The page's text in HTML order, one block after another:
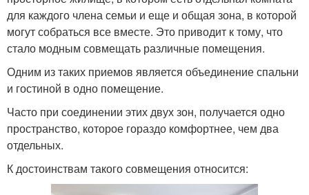
для каждого члена семьи и еще и общая зона, в которой
могут собраться все вместе. Это приводит к тому, что
стало модным совмещать различные помещения.
Одним из таких приемов является объединение спальни
и гостиной в одно помещение.
Часто при соединении этих двух зон, получается одно
пространство, которое гораздо комфортнее, чем два
отдельных.
К достоинствам такого совмещения относится: